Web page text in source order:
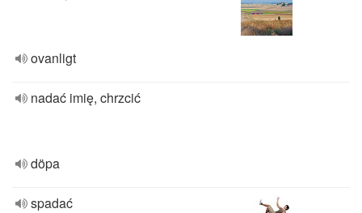
ovanligt
nadać imię, chrzcić
döpa
spadać